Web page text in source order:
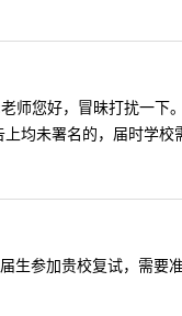
您好，冒昧打扰一下
均未署名的，届时学校
参加贵校复试，需要